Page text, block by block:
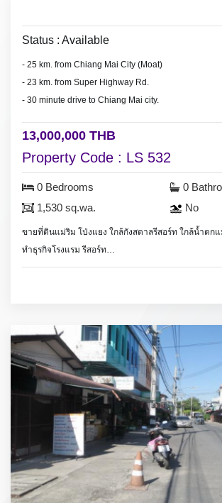
Property Code : LS 532
0 Bedrooms
1,530 sq.wa.
0
No
ขายที่ดินแม่ริม โป่งแยง ใกล้กังสดาลรีสอร์ท ใกล้น้ำตก
ทำธุรกิจโรงแรม รีสอร์ท
Status : Available
- 25 km. from Chiang Mai City (Moat)
- 23 km. from Super Highway Rd.
- 30 minute drive to Chiang Mai city.
13,000,000 THB